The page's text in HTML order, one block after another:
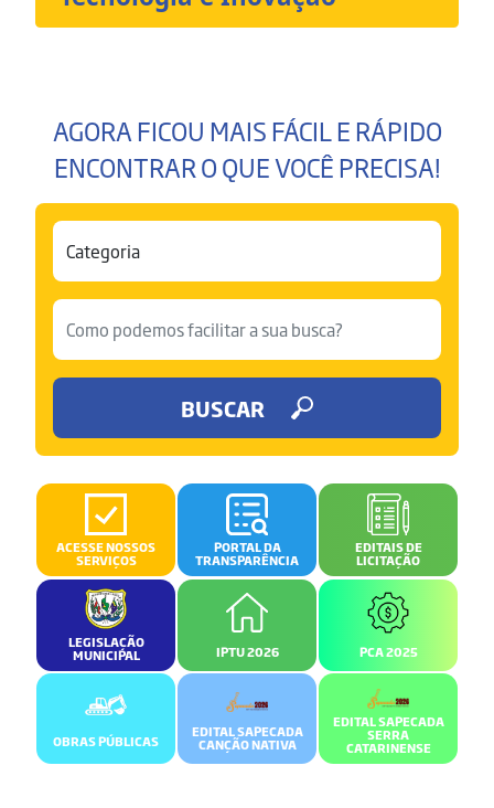
AGORA FICOU MAIS FÁCIL E RÁPIDO
ENCONTRAR O QUE VOCÊ PRECISA!
BUSCAR
ACESSE NOSSOS
SERVIÇOS
PORTAL DA
TRANSPARÊNCIA
EDITAIS DE
LICITAÇÃO
LEGISLAÇÃO
MUNICIPAL IPTU 2026 PCA 2025
OBRAS PÚBLICAS
EDITAL SAPECADA
CANÇÃO NATIVA
EDITAL SAPECADA
SERRA
CATARINENSE